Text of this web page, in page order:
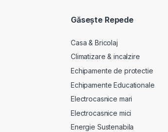
Găseşte Repede
Casa & Bricolaj
Climatizare & incalzire
Echipamente de protectie
Echipamente Educationale
Electrocasnice mari
Electrocasnice mici
Energie Sustenabila